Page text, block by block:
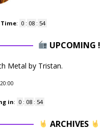
: 0 : 08 : 53
UPCOMING !
Metal by Tristan.
20:00
in: 0 : 08 : 53
ARCHIVES